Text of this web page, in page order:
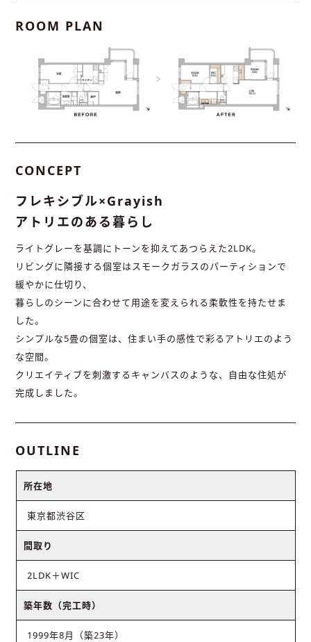
ROOM PLAN
CONCEPT
フレキシブル×Grayish
アトリエのある暮らし
ライトグレーを基調にトーンを抑えてあつらえた2LDK。
リビングに隣接する個室はスモークガラスのパーティションで
緩やかに仕切り、
暮らしのシーンに合わせて用途を変えられる柔軟性を持たせま
した。
シンプルな5畳の個室は、住まい手の感性で彩るアトリエのよう
な空間。
クリエイティブを刺激するキャンバスのような、自由な住処が
完成しました。
OUTLINE
所在地
東京都渋谷区
間取り
2LDK＋WIC
築年数（完工時）
1999年8月（築23年）